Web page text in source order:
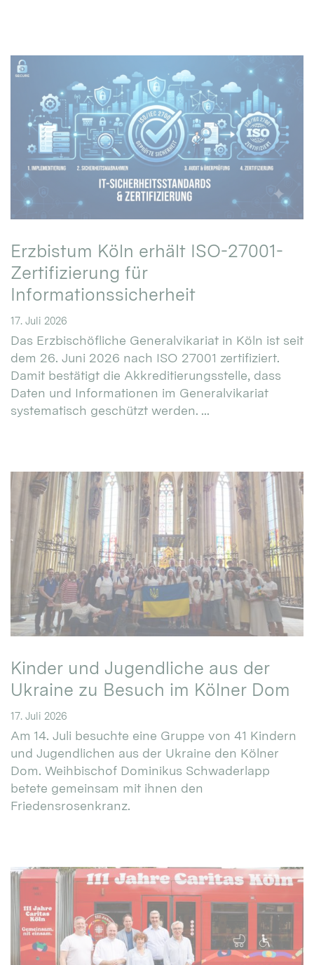
Erzbistum Köln erhält ISO-27001-
Zertifizierung für
Informationssicherheit
17. Juli 2026
Das Erzbischöfliche Generalvikariat in Köln ist seit
dem 26. Juni 2026 nach ISO 27001 zertifiziert.
Damit bestätigt die Akkreditierungsstelle, dass
Daten und Informationen im Generalvikariat
systematisch geschützt werden. ...
Kinder und Jugendliche aus der
Ukraine zu Besuch im Kölner Dom
17. Juli 2026
Am 14. Juli besuchte eine Gruppe von 41 Kindern
und Jugendlichen aus der Ukraine den Kölner
Dom. Weihbischof Dominikus Schwaderlapp
betete gemeinsam mit ihnen den
Friedensrosenkranz.